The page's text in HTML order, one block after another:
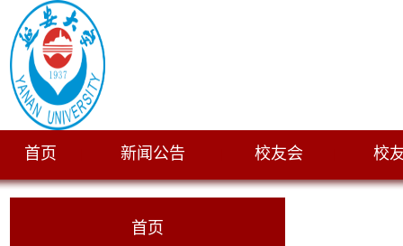
首页 新闻公告 校友会 校
首页